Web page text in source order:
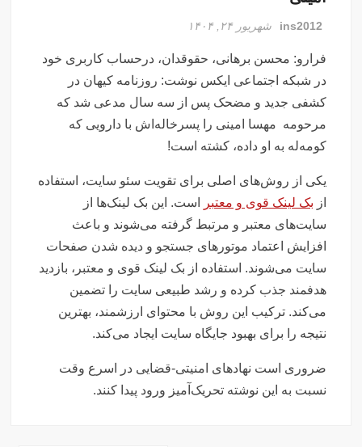
تصاویر تصادف زنجیره‌ای ۱۲ خودرو در تهران
سفر فوری وزیر خارجه پاکستان درباره توافق ایران
اولین جلسه امنیتی ایران و امارات پس از جنگ؟!
جاسوسی اسرائیل از مقامات آمریکا در خصوص ایران
سفره عقدی که با پهپاد در میدان انقلاب برپا شد
این سه نفر بد اخلاق‌ترین ایرانی‌های ۲۴ ساعت اخیر هستند
جامعه‌اند
وزش باد و غبار رقیق، پدیده غالب هوای کرمانشاه است
توییت خبرساز مشاور قالیباف درباره سفر نتانیاهو
گزارش خبرگزاری مهر از اعتراضات امروز در مشهد
بازداشت ۴ نفر در پی حمله به فرمانداری فسا
در ساعات اخیر اینترنت برخی مردم قطع شد
جزئیات ناآرامیِ امروز در خیابان جمهوری تهران
ins2012 شهریور ۲۴, ۱۴۰۴
فرارو: محسن برهانی، حقوقدان، درحساب کاربری خود
در شبکه اجتماعی ایکس نوشت: روزنامه کیهان در
کشفی جدید و ‌مضحک پس از سه سال مدعی شد که
مرحومه ‌ مهسا امینی⁩ را پسرخاله‌اش با دارویی که
کومه‌له به او داده، کشته است!
یکی از روش‌های اصلی برای تقویت سئو سایت، استفاده
از بک لینک قوی و معتبر
است. این بک لینک‌ها از
سایت‌های معتبر و مرتبط گرفته می‌شوند و باعث
افزایش اعتماد موتورهای جستجو و دیده شدن صفحات
سایت می‌شوند. استفاده از بک لینک قوی و معتبر، بازدید
هدفمند جذب کرده و رشد طبیعی سایت را تضمین
می‌کند. ترکیب این روش با محتوای ارزشمند، بهترین
نتیجه را برای بهبود جایگاه سایت ایجاد می‌کند.
ضروری است نهادهای امنیتی-قضایی در اسرع وقت
نسبت به این نوشته تحریک‌آمیز ورود پیدا کنند.